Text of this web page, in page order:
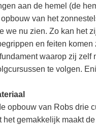
aan de hemel (de
van het
we nu zien. Zo kan het
en feiten
waarop zij
te volgen.
opbouw van Robs drie
het gemakkelijk maakt